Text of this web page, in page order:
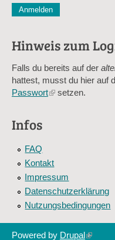
Diese Sicherheitsfrage
Sag mir nicht, wie viele
Hinweis zum
Falls du bereits auf der
hattest, musst du hier auf
Passwort(linksetzen.
Infos
FAQ
Kontakt
Impressum
Datenschutzerklärung
Nutzungsbedingungen
Powered by Drupal(link